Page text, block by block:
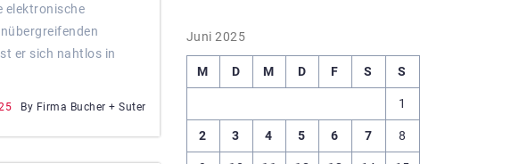
elektronische
er sich nahtlos in
By Firma Bucher + Suter
Juni 2025
M D M D F S S
1
2 3 4 5 6 7 8